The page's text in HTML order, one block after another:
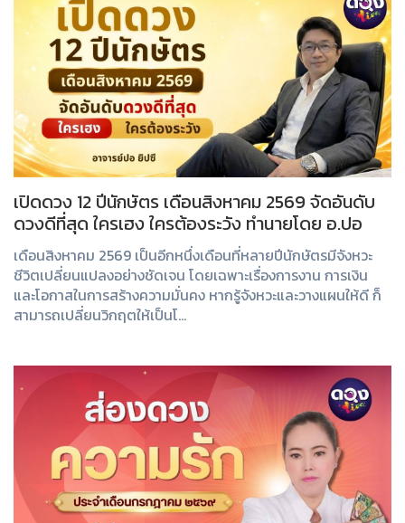
เปิดดวง 12 ปีนักษัตร เดือนสิงหาคม 2569 จัดอันดับ
ดวงดีที่สุด ใครเฮง ใครต้องระวัง ทำนายโดย อ.ปอ
เดือนสิงหาคม 2569 เป็นอีกหนึ่งเดือนที่หลายปีนักษัตรมีจังหวะ
ชีวิตเปลี่ยนแปลงอย่างชัดเจน โดยเฉพาะเรื่องการงาน การเงิน
และโอกาสในการสร้างความมั่นคง หากรู้จังหวะและวางแผนให้ดี ก็
สามารถเปลี่ยนวิกฤตให้เป็นโ...